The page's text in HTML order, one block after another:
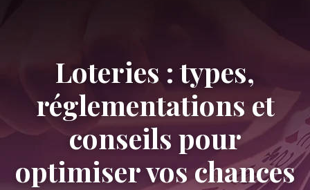
Loteries : types,
réglementations et
conseils pour
optimiser vos chances